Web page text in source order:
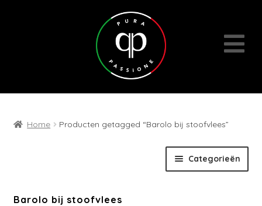
Home Producten getagged “Barolo bij stoofvlees”
Categorieën
Wijnen
Barolo bij stoofvlees